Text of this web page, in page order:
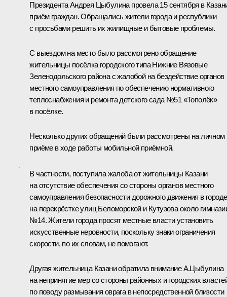
Президента Андрея Цыбулина провела 15 сентября в
приём граждан. Обращались жители города и республики
с просьбами решить их жилищные и бытовые проблемы.
С выездом на место было рассмотрено обращение
жительницы посёлка городского типа Нижние Вязовые
Зеленодольского района с жалобой на бездействие органов
местного самоуправления по обеспечению нормативного
теплоснабжения и ремонта детского сада №51 «Тополёк»
в посёлке.
Несколько других обращений были рассмотрены на личном
приёме в ходе работы мобильной приёмной.
В частности, поступила жалоба от жительницы Казани
на отсутствие обеспечения со стороны органов местного
самоуправления безопасности дорожного движения в городе
на перекрёстке улиц Беломорской и Кутузова около
№14. Жители города просят местные власти установить
искусственные неровности, поскольку знаки ограничения
скорости, по их словам, не помогают.
Другая жительница Казани обратила внимание А.Цыбулина
на непринятие мер со стороны районных и городских
по поводу размывания оврага в непосредственной близости